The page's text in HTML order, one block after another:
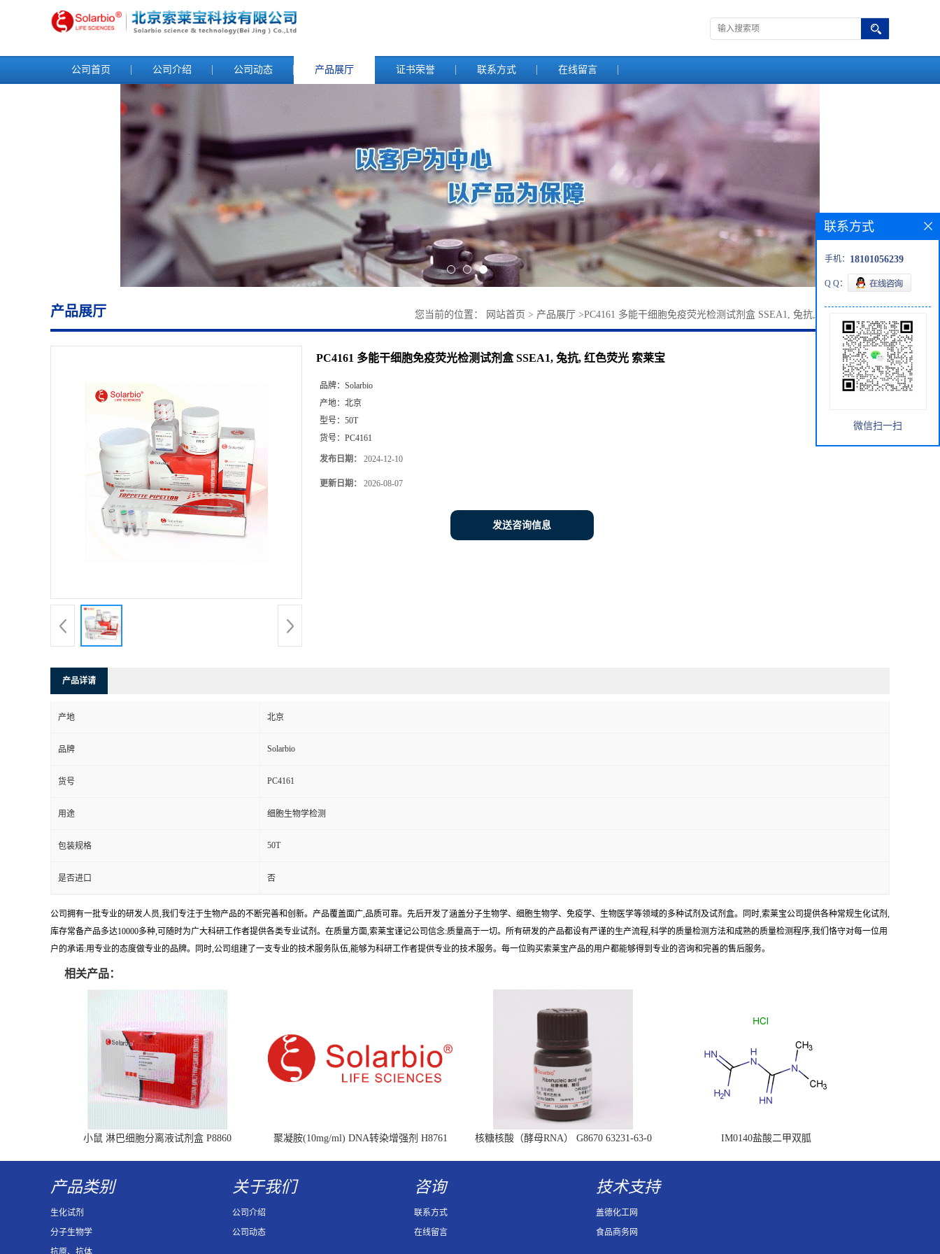
公司首页 公司介绍 公司动态 产品展厅 证书荣誉 联系方式 在线留言
产品展厅 您当前的位置： 网站首页 > 产品展厅 >PC4161 多能干细胞免疫荧光检测试剂盒 SSEA1, 兔抗, 红色荧光 索莱宝
PC4161 多能干细胞免疫荧光检测试剂盒 SSEA1, 兔抗, 红色荧光 索莱宝
品牌： Solarbio
产地： 北京
型号： 50T
货号： PC4161
发布日期： 2024-12-10
更新日期： 2026-08-07
发送咨询信息
产品详请
产地 北京
品牌 Solarbio
货号 PC4161
用途 细胞生物学检测
包装规格 50T
是否进口 否
公司拥有一批专业的研发人员,我们专注于生物产品的不断完善和创新。产品覆盖面广,品质可靠。先后开发了涵盖分子生物学、细胞生物学、免疫学、生物医学等领域的多种试剂及试剂盒。同时,索莱宝公司提供各种常规生化试剂,
库存常备产品多达10000多种,可随时为广大科研工作者提供各类专业试剂。在质量方面,索莱宝谨记公司信念:质量高于一切。所有研发的产品都设有严谨的生产流程,科学的质量检测方法和成熟的质量检测程序,我们恪守对每一位用
户的承诺:用专业的态度做专业的品牌。同时,公司组建了一支专业的技术服务队伍,能够为科研工作者提供专业的技术服务。每一位购买索莱宝产品的用户都能够得到专业的咨询和完善的售后服务。
相关产品：
小鼠 淋巴细胞分离液试剂盒 P8860 聚凝胺(10mg/ml) DNA转染增强剂 H8761
核糖核酸（酵母RNA） G8670 63231-63-0
IM0140盐酸二甲双胍
联系方式
手机： 18101056239
Q Q：
微信扫一扫
产品类别
生化试剂
分子生物学
抗原、抗体
关于我们
公司介绍
公司动态
咨询
联系方式
在线留言
技术支持
盖德化工网
食品商务网